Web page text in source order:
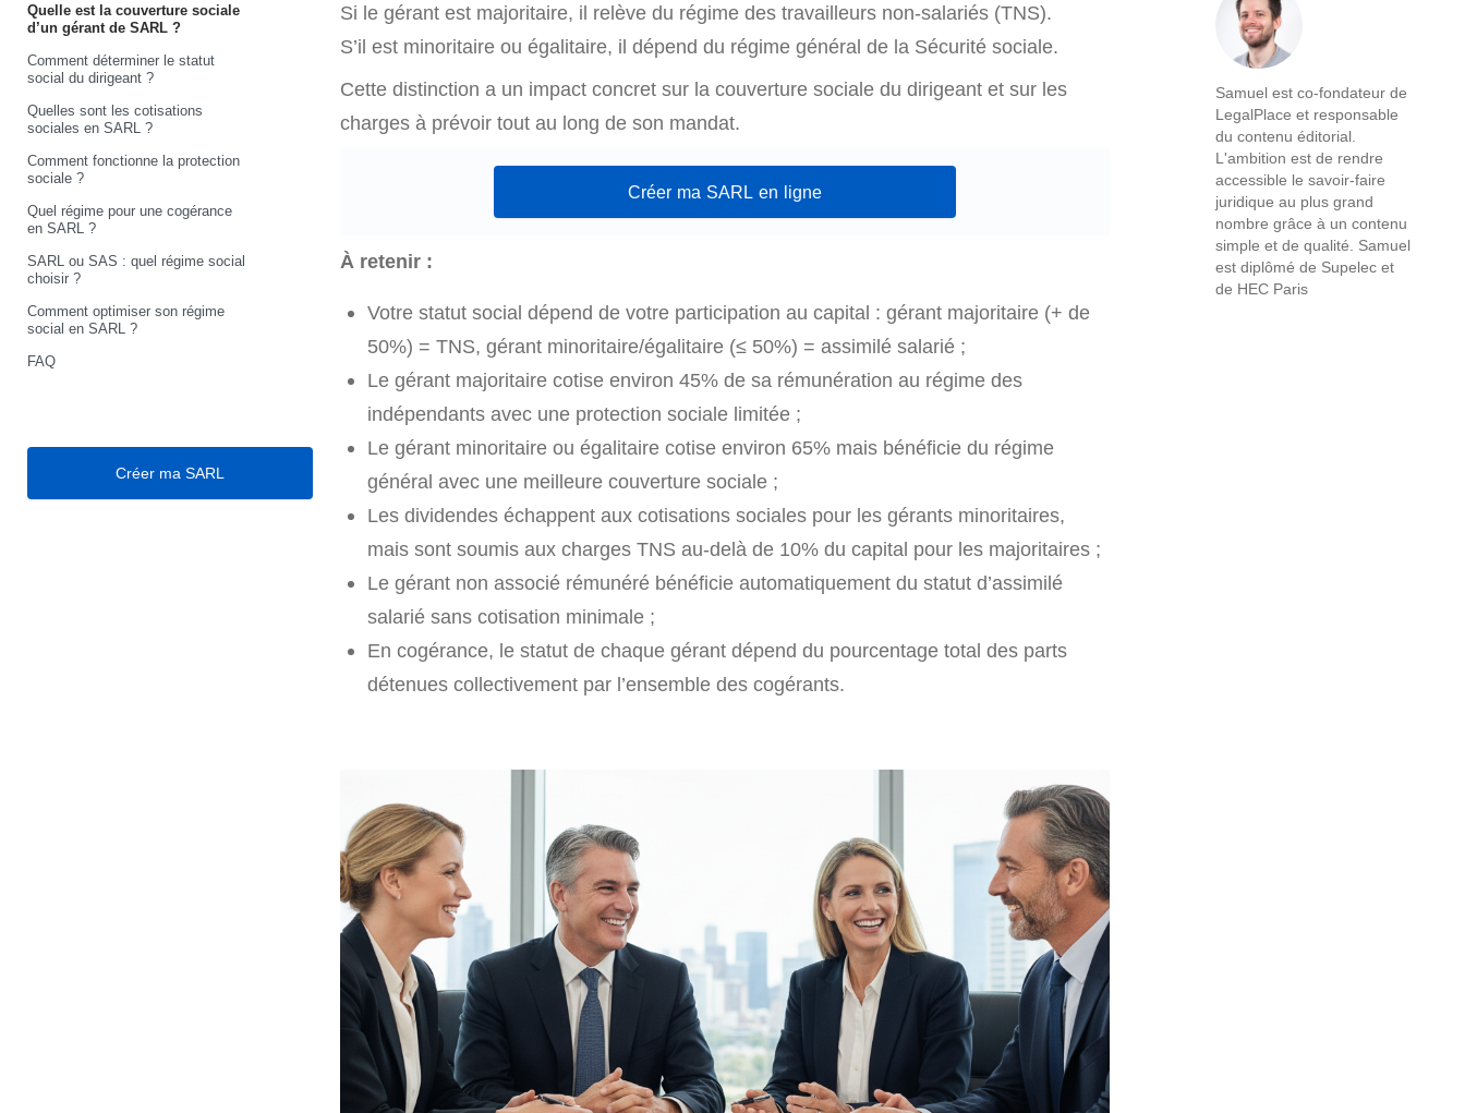
Quelle est la couverture sociale
d’un gérant de SARL ?
Comment déterminer le statut
social du dirigeant ?
Quelles sont les cotisations
sociales en SARL ?
Comment fonctionne la protection
sociale ?
Quel régime pour une cogérance
en SARL ?
SARL ou SAS : quel régime social
choisir ?
Comment optimiser son régime
social en SARL ?
FAQ
Créer ma SARL
Si le gérant est majoritaire, il relève du régime des travailleurs non-salariés (TNS).
S’il est minoritaire ou égalitaire, il dépend du régime général de la Sécurité sociale.
Cette distinction a un impact concret sur la couverture sociale du dirigeant et sur les
charges à prévoir tout au long de son mandat.
Créer ma SARL en ligne
À retenir :
Votre statut social dépend de votre participation au capital : gérant majoritaire (+ de
50%) = TNS, gérant minoritaire/égalitaire (≤ 50%) = assimilé salarié ;
Le gérant majoritaire cotise environ 45% de sa rémunération au régime des
indépendants avec une protection sociale limitée ;
Le gérant minoritaire ou égalitaire cotise environ 65% mais bénéficie du régime
général avec une meilleure couverture sociale ;
Les dividendes échappent aux cotisations sociales pour les gérants minoritaires,
mais sont soumis aux charges TNS au-delà de 10% du capital pour les majoritaires ;
Le gérant non associé rémunéré bénéficie automatiquement du statut d’assimilé
salarié sans cotisation minimale ;
En cogérance, le statut de chaque gérant dépend du pourcentage total des parts
détenues collectivement par l’ensemble des cogérants.
Samuel est co-fondateur de
LegalPlace et responsable
du contenu éditorial.
L'ambition est de rendre
accessible le savoir-faire
juridique au plus grand
nombre grâce à un contenu
simple et de qualité. Samuel
est diplômé de Supelec et
de HEC Paris